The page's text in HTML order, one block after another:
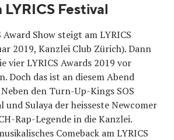
Festival
Award Show steigt am LYRICS
2019, Kanzlei Club Zürich). Dann
vier LYRICS Awards 2019 vor
Doch das ist an diesem Abend
den Turn-Up-Kings SOS
und Sulaya der heisseste Newcomer
Rap-Legende in die Kanzlei.
Comeback am LYRICS